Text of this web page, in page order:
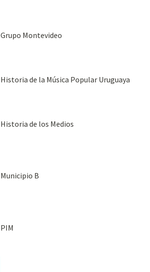
Grupo Montevideo
Historia de la Música Popular Uruguaya
Historia de los Medios
Municipio B
PIM